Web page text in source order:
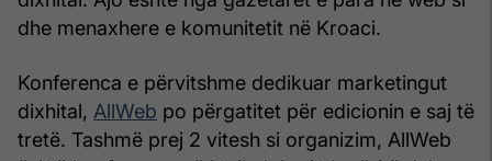
dhe menaxhere e komunitetit në Kroaci.
Konferenca e përvitshme dedikuar marketingut
dixhital, AllWeb po përgatitet për edicionin e saj të
tretë. Tashmë prej 2 vitesh si organizim, AllWeb